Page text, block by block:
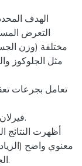
الهدف
التعرض
مختلفة (وزن
مثل الجلوكوز
أظهرت النتائج
معنوي واضح